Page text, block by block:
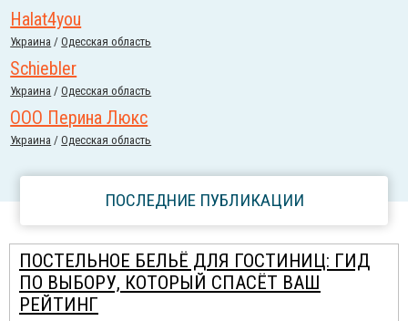
Halat4you
Украина /Одесская область
Schiebler
Украина /Одесская область
ООО Перина Люкс
Украина /Одесская область
ПОСЛЕДНИЕ ПУБЛИКАЦИИ
ПОСТЕЛЬНОЕ БЕЛЬЁ ДЛЯ ГОСТИНИЦ: ГИД
ПО ВЫБОРУ, КОТОРЫЙ СПАСЁТ ВАШ
РЕЙТИНГ